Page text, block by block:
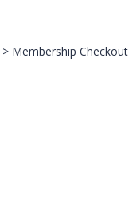
> Membership Checkout